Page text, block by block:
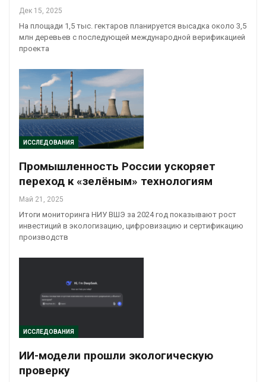
Дек 15, 2025
На площади 1,5 тыс. гектаров планируется высадка около 3,5
млн деревьев с последующей международной верификацией
проекта
ИССЛЕДОВАНИЯ
Промышленность России ускоряет
переход к «зелёным» технологиям
Май 21, 2025
Итоги мониторинга НИУ ВШЭ за 2024 год показывают рост
инвестиций в экологизацию, цифровизацию и сертификацию
производств
ИССЛЕДОВАНИЯ
ИИ-модели прошли экологическую
проверку